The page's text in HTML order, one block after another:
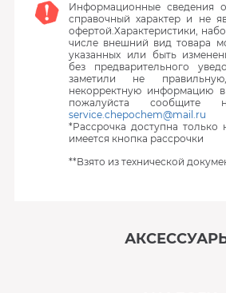
Информационные сведения
справочный характер и не
офертой.Характеристики,
числе внешний вид товара
указанных или быть
без предварительного
заметили не
некорректную информацию
пожалуйста
service.chepochem@mail.ru
*Рассрочка доступна только
имеется кнопка рассрочки
**Взято из технической